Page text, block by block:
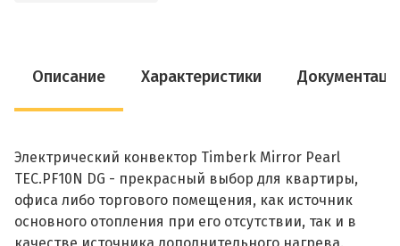
Описание Характеристики
Электрический конвектор Timberk Mirror Pearl
TEC.PF10N DG - прекрасный выбор для квартиры,
офиса либо торгового помещения, как источник
основного отопления при его отсутствии, так и в